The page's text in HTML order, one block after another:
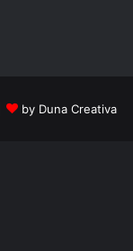
by Duna Creativa